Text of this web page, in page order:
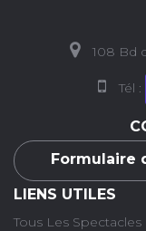
108 Bd
Tél :
Formulaire
LIENS UTILES
Tous Les Spectacles